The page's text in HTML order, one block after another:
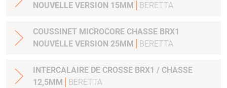
NOUVELLE VERSION 15MM
BERETTA
COUSSINET MICROCORE CHASSE BRX1
NOUVELLE VERSION 25MM
BERETTA
INTERCALAIRE DE CROSSE BRX1 / CHASSE
12,5MM
BERETTA